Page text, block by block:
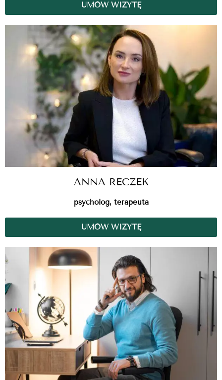
UMÓW WIZYTĘ
ANNA RECZEK
psycholog, terapeuta
UMÓW WIZYTĘ